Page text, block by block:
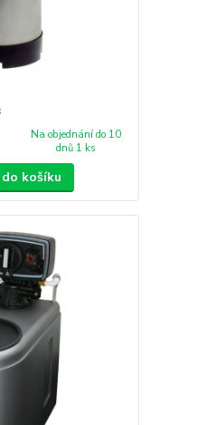
Na objednání do 10
dnů 1 ks
košíku